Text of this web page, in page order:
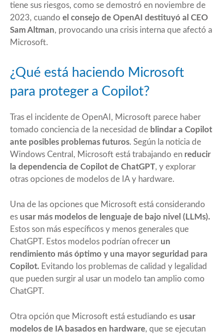
tiene sus riesgos, como se demostró en noviembre de
2023, cuando el consejo de OpenAI destituyó al CEO
Sam Altman, provocando una crisis interna que afectó a
Microsoft.
¿Qué está haciendo Microsoft
para proteger a Copilot?
Tras el incidente de OpenAI, Microsoft parece haber
tomado conciencia de la necesidad de blindar a Copilot
ante posibles problemas futuros. Según la noticia de
Windows Central, Microsoft está trabajando en reducir
la dependencia de Copilot de ChatGPT, y explorar
otras opciones de modelos de IA y hardware.
Una de las opciones que Microsoft está considerando
es usar más modelos de lenguaje de bajo nivel (LLMs).
Estos son más específicos y menos generales que
ChatGPT. Estos modelos podrían ofrecer un
rendimiento más óptimo y una mayor seguridad para
Copilot. Evitando los problemas de calidad y legalidad
que pueden surgir al usar un modelo tan amplio como
ChatGPT.
Otra opción que Microsoft está estudiando es usar
modelos de IA basados en hardware, que se ejecutan